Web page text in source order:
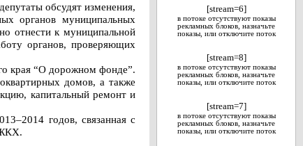
обсудят изменения,
органов муниципальных
отнести к муниципальной
органов, проверяющих
края “О дорожном фонде”.
домов, а также
капитальный ремонт и
годов, связанная с
ЖКХ.
[stream=6]
в потоке отсутствуют показы
рекламных блоков, назначьте
показы, или отключите поток
[stream=8]
в потоке отсутствуют показы
рекламных блоков, назначьте
показы, или отключите поток
[stream=7]
в потоке отсутствуют показы
рекламных блоков, назначьте
показы, или отключите поток